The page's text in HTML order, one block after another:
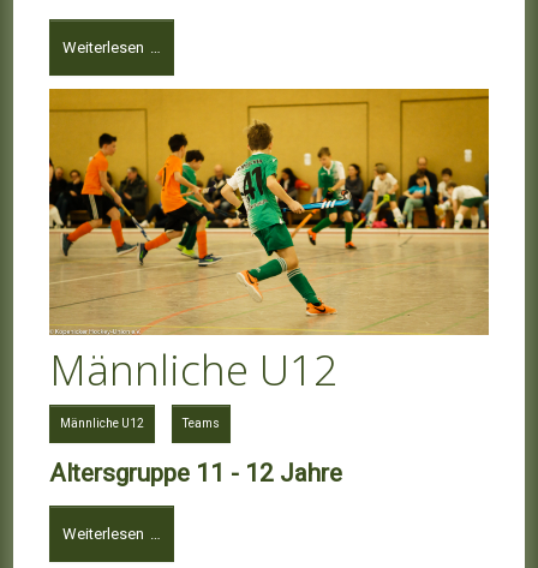
Weiterlesen …
Männliche U12
Männliche U12 Teams
Altersgruppe 11 - 12 Jahre
Weiterlesen …